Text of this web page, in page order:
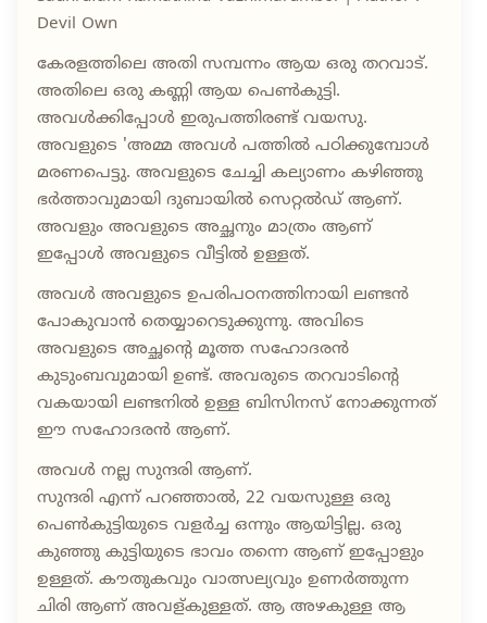
Devil Own
കേരളത്തിലെ അതി സമ്പന്നം ആയ ഒരു തറവാട്.
അതിലെ ഒരു കണ്ണി ആയ പെൺകുട്ടി.
അവൾക്കിപ്പോൾ ഇരുപത്തിരണ്ട് വയസു.
അവളുടെ 'അമ്മ അവൾ പത്തിൽ പഠിക്കുമ്പോൾ
മരണപെട്ടു. അവളുടെ ചേച്ചി കല്യാണം കഴിഞ്ഞു
ഭർത്താവുമായി ദുബായിൽ സെറ്റൽഡ് ആണ്.
അവളും അവളുടെ അച്ഛനും മാത്രം ആണ്
ഇപ്പോൾ അവളുടെ വീട്ടിൽ ഉള്ളത്.
അവൾ അവളുടെ ഉപരിപഠനത്തിനായി ലണ്ടൻ
പോകുവാൻ തെയ്യാറെടുക്കുന്നു. അവിടെ
അവളുടെ അച്ഛന്റെ മൂത്ത സഹോദരൻ
കുടുംബവുമായി ഉണ്ട്. അവരുടെ തറവാടിന്റെ
വകയായി ലണ്ടനിൽ ഉള്ള ബിസിനസ് നോക്കുന്നത്
ഈ സഹോദരൻ ആണ്.
അവൾ നല്ല സുന്ദരി ആണ്.
സുന്ദരി എന്ന് പറഞ്ഞാൽ, 22 വയസുള്ള ഒരു
പെൺകുട്ടിയുടെ വളർച്ച ഒന്നും ആയിട്ടില്ല. ഒരു
കുഞ്ഞു കുട്ടിയുടെ ഭാവം തന്നെ ആണ് ഇപ്പോളും
ഉള്ളത്. കൗതുകവും വാത്സല്യവും ഉണർത്തുന്ന
ചിരി ആണ് അവള്കുള്ളത്. ആ അഴകുള്ള ആ